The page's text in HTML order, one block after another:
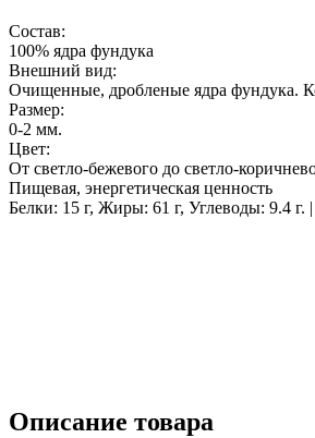
Состав:
100% ядра фундука
Внешний вид:
Очищенные, дробленые ядра фундука.
Размер:
0-2 мм.
Цвет:
От светло-бежевого до светло-
Пищевая, энергетическая ценность
Белки: 15 г, Жиры: 61 г, Углеводы: 9.4 г.
Описание товара